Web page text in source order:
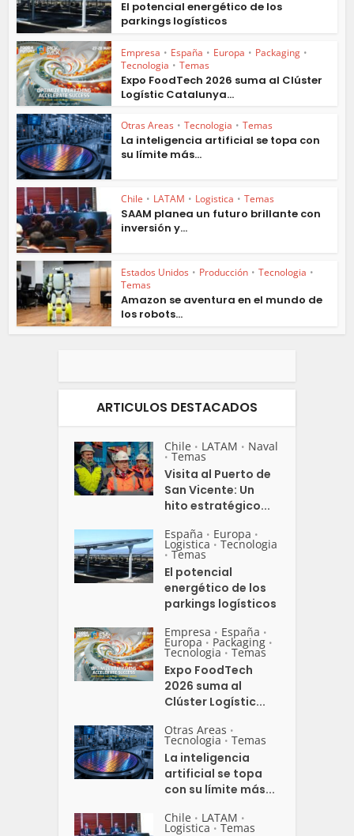
El potencial energético de los
parkings logísticos
Empresa • España • Europa • Packaging •
Tecnologia • Temas
Expo FoodTech 2026 suma al Clúster
Logístic Catalunya...
Otras Areas • Tecnologia • Temas
La inteligencia artificial se topa con
su límite más...
Chile • LATAM • Logistica • Temas
SAAM planea un futuro brillante con
inversión y...
Estados Unidos • Producción • Tecnologia •
Temas
Amazon se aventura en el mundo de
los robots...
ARTICULOS DESTACADOS
Chile • LATAM • Naval
• Temas
Visita al Puerto de
San Vicente: Un
hito estratégico...
España • Europa •
Logistica • Tecnologia
• Temas
El potencial
energético de los
parkings logísticos
Empresa • España •
Europa • Packaging •
Tecnologia • Temas
Expo FoodTech
2026 suma al
Clúster Logístic...
Otras Areas •
Tecnologia • Temas
La inteligencia
artificial se topa
con su límite más...
Chile • LATAM •
Logistica • Temas